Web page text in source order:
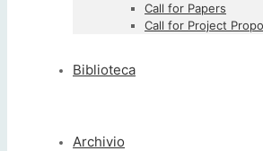
Call for Papers
Call for Project
Biblioteca
Archivio